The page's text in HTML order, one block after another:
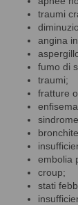
traumi
angina
fumo di
traumi;
fratture
embolia
croup;
stati